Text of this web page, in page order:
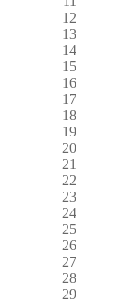
12
13
14
15
16
17
18
19
20
21
22
23
24
25
26
27
28
29